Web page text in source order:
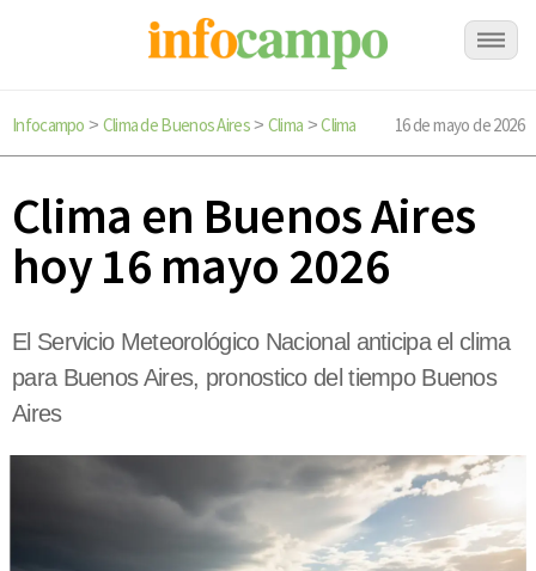
Infocampo > Clima de Buenos Aires> Clima >Clima 16 de mayo de 2026
Clima en Buenos Aires
hoy 16 mayo 2026
El Servicio Meteorológico Nacional anticipa el clima
para Buenos Aires, pronostico del tiempo Buenos
Aires